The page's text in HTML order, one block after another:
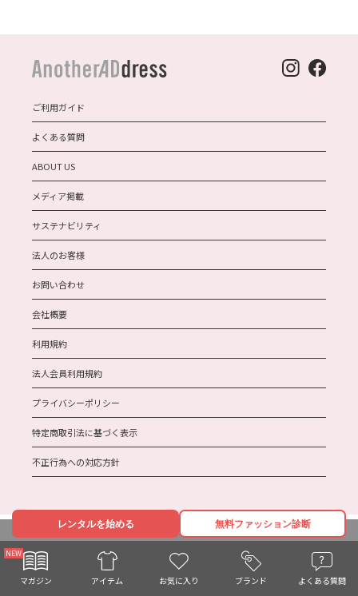
ご利用ガイド
よくある質問
ABOUT US
メディア掲載
サステナビリティ
法人のお客様
お問い合わせ
会社概要
利用規約
法人会員利用規約
プライバシーポリシー
特定商取引法に基づく表示
不正行為への対応方針
Copyright AnotherADdress All Rights Reserved.
マガジン アイテム お気に入り ブランド よくある質問
レンタルを始める 無料ファッション診断